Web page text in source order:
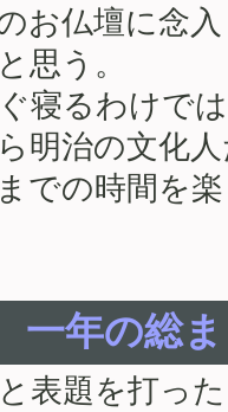
お仏壇に念
思う。
寝るわけで
明治の文化
での時間を
一年の総
表題を打っ